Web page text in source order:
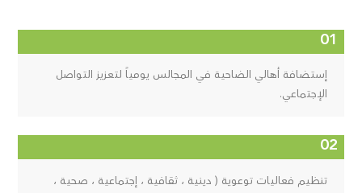
إستضافة أهالي الضاحية في المجالس يومياً لتعزيز التواصل
الإجتماعي.
تنظيم فعاليات توعوية ( دينية ، ثقافية ، إجتماعية ، صحية ،